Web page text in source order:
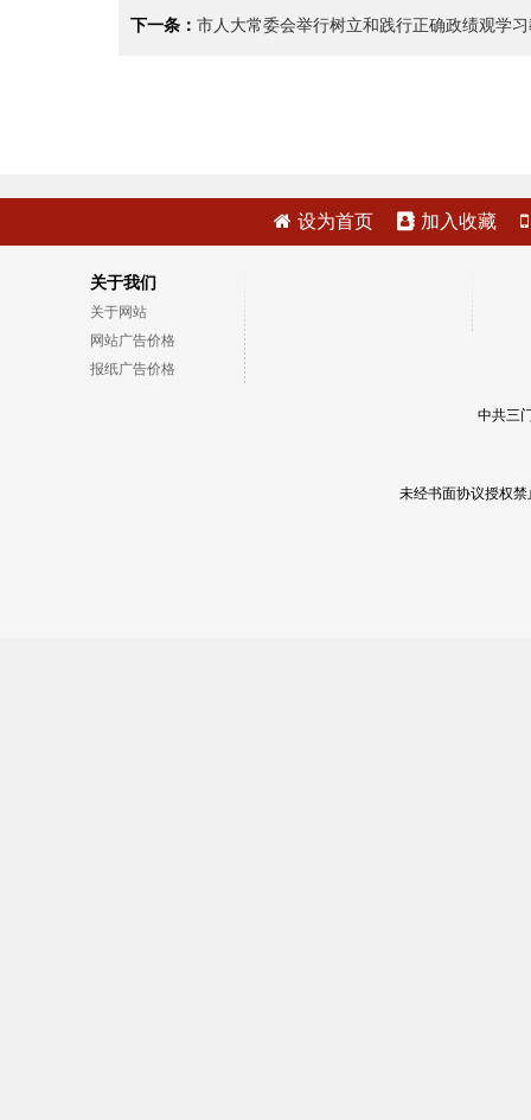
下一条： 市人大常委会举行树立和践行正确政绩观学
设为首页 加入收藏
关于我们
关于网站
网站广告价格
报纸广告价格
中共三
未经书面协议授权